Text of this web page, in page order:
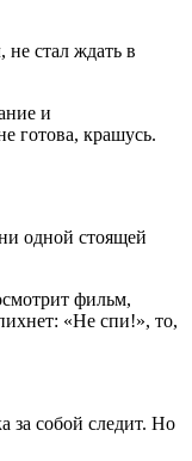
стал ждать в
и
готова, крашусь.
одной стоящей
фильм,
«Не спи!», то,
за собой следит. Но